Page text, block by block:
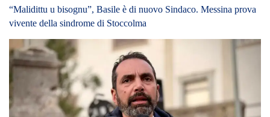
“Malidittu u bisognu”, Basile è di nuovo Sindaco. Messina prova
vivente della sindrome di Stoccolma